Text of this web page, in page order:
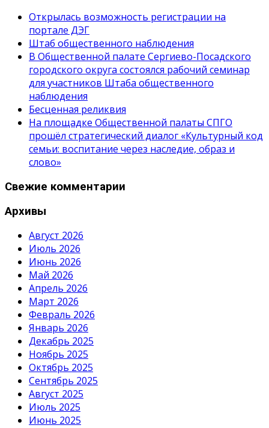
Открылась возможность регистрации на
портале ДЭГ
Штаб общественного наблюдения
В Общественной палате Сергиево-Посадского
городского округа состоялся рабочий семинар
для участников Штаба общественного
наблюдения
Бесценная реликвия
На площадке Общественной палаты СПГО
прошёл стратегический диалог «Культурный код
семьи: воспитание через наследие, образ и
слово»
Свежие комментарии
Архивы
Август 2026
Июль 2026
Июнь 2026
Май 2026
Апрель 2026
Март 2026
Февраль 2026
Январь 2026
Декабрь 2025
Ноябрь 2025
Октябрь 2025
Сентябрь 2025
Август 2025
Июль 2025
Июнь 2025